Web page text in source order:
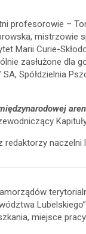
profesorowie –
mistrzowie
Marii Curie-
zasłużone dla
Spółdzielnia
redaktorzy naczelni
miejsce